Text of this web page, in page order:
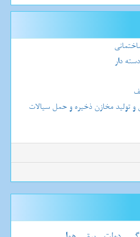
دار
تولید مخازن ذخیره و حمل سیالات